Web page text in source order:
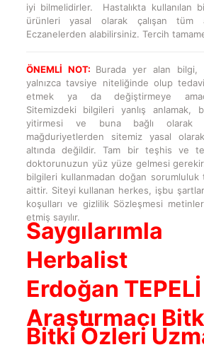
iyi bilmelidirler. Hastalıkta kullanılan
ürünleri yasal olarak çalışan tüm
Eczanelerden alabilirsiniz. Tercih
ÖNEMLİ NOT: Burada yer alan bilgi,
yalnızca tavsiye niteliğinde olup
etmek ya da değiştirmeye amacı
Sitemizdeki bilgileri yanlış anlamak,
yitirmesi ve buna bağlı olarak
mağduriyetlerden sitemiz yasal
altında değildir. Tam bir teşhis ve
doktorunuzun yüz yüze gelmesi
bilgileri kullanmadan doğan sorumluluk
aittir. Siteyi kullanan herkes, işbu
koşulları ve gizlilik Sözleşmesi
etmiş sayılır.
Saygılarımla
Herbalist
Erdoğan TEPELİ
Araştırmacı
Bitki Özleri